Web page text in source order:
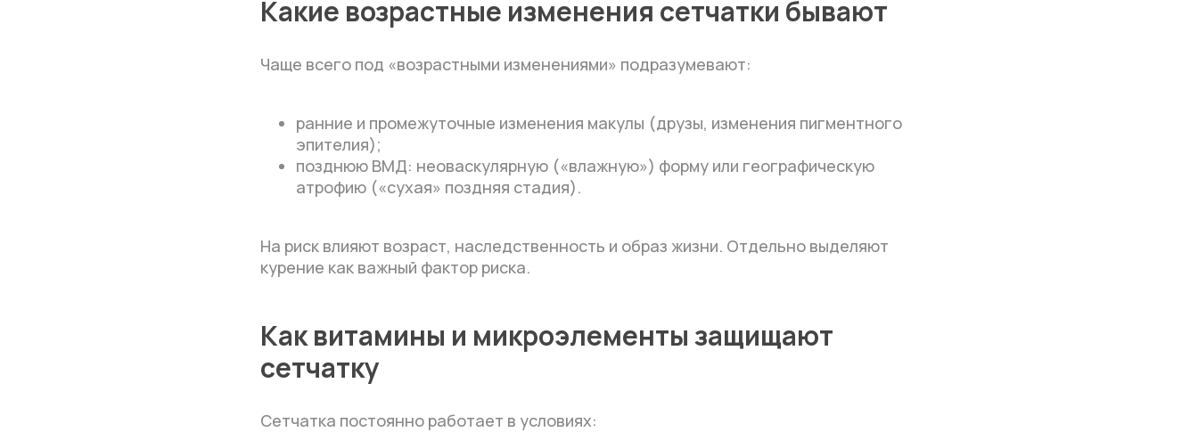
Какие возрастные изменения сетчатки бывают
Чаще всего под «возрастными изменениями» подразумевают:
ранние и промежуточные изменения макулы (друзы, изменения пигментного
эпителия);
позднюю ВМД: неоваскулярную («влажную») форму или географическую
атрофию («сухая» поздняя стадия).
На риск влияют возраст, наследственность и образ жизни. Отдельно выделяют
курение как важный фактор риска.
Как витамины и микроэлементы защищают
сетчатку
Сетчатка постоянно работает в условиях: